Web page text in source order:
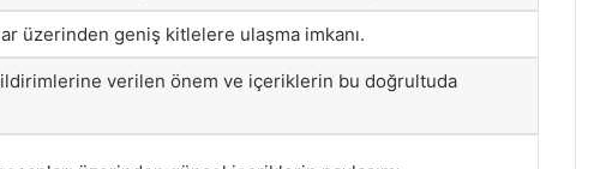
üzerinden geniş kitlelere ulaşma imkanı.
verilen önem ve içeriklerin bu doğrultuda